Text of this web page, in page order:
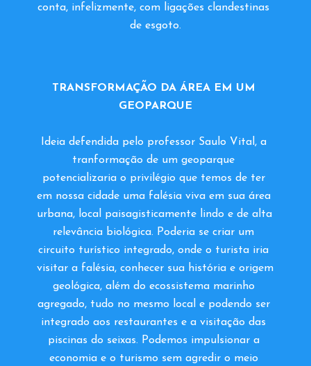
conta, infelizmente, com ligações clandestinas
de esgoto.
TRANSFORMAÇÃO DA ÁREA EM UM
GEOPARQUE
Ideia defendida pelo professor Saulo Vital, a
tranformação de um geoparque
potencializaria o privilégio que temos de ter
em nossa cidade uma falésia viva em sua área
urbana, local paisagisticamente lindo e de alta
relevância biológica. Poderia se criar um
circuito turístico integrado, onde o turista iria
visitar a falésia, conhecer sua história e origem
geológica, além do ecossistema marinho
agregado, tudo no mesmo local e podendo ser
integrado aos restaurantes e a visitação das
piscinas do seixas. Podemos impulsionar a
economia e o turismo sem agredir o meio